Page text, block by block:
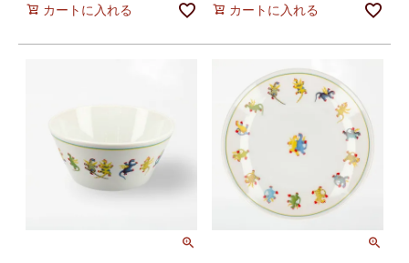
カートに入れる カートに入れる